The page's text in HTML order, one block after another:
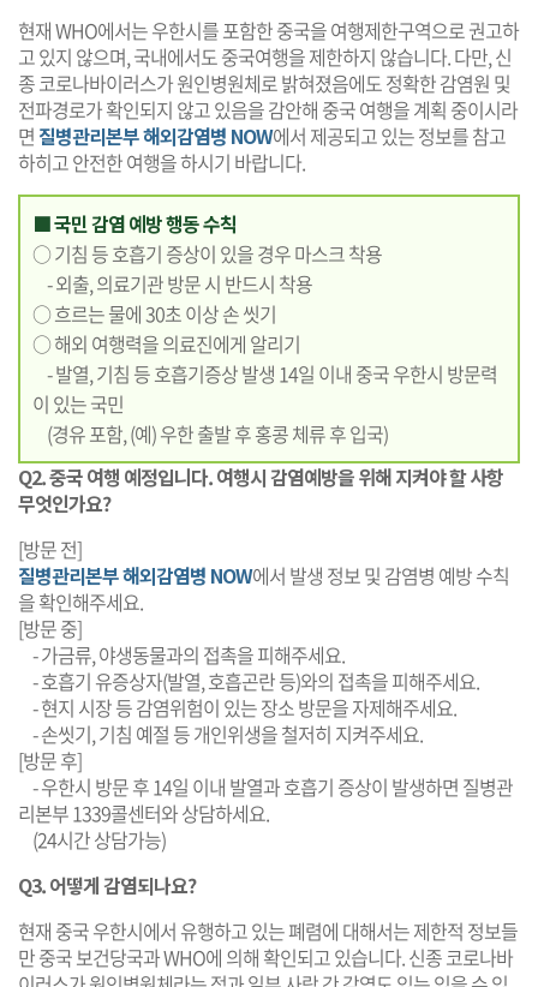
현재 WHO에서는 우한시를 포함한 중국을 여행제한구역으로 권고하
고 있지 않으며, 국내에서도 중국여행을 제한하지 않습니다. 다만, 신
종 코로나바이러스가 원인병원체로 밝혀졌음에도 정확한 감염원 및
전파경로가 확인되지 않고 있음을 감안해 중국 여행을 계획 중이시라
면 질병관리본부 해외감염병 NOW에서 제공되고 있는 정보를 참고
하히고 안전한 여행을 하시기 바랍니다.
■ 국민 감염 예방 행동 수칙
○ 기침 등 호흡기 증상이 있을 경우 마스크 착용
- 외출, 의료기관 방문 시 반드시 착용
○ 흐르는 물에 30초 이상 손 씻기
○ 해외 여행력을 의료진에게 알리기
- 발열, 기침 등 호흡기증상 발생 14일 이내 중국 우한시 방문력
이 있는 국민
(경유 포함, (예) 우한 출발 후 홍콩 체류 후 입국)
Q2. 중국 여행 예정입니다. 여행시 감염예방을 위해 지켜야 할 사항
무엇인가요?
[방문 전]
질병관리본부 해외감염병 NOW에서 발생 정보 및 감염병 예방 수칙
을 확인해주세요.
[방문 중]
- 가금류, 야생동물과의 접촉을 피해주세요.
- 호흡기 유증상자(발열, 호흡곤란 등)와의 접촉을 피해주세요.
- 현지 시장 등 감염위험이 있는 장소 방문을 자제해주세요.
- 손씻기, 기침 예절 등 개인위생을 철저히 지켜주세요.
[방문 후]
- 우한시 방문 후 14일 이내 발열과 호흡기 증상이 발생하면 질병관
리본부 1339콜센터와 상담하세요.
(24시간 상담가능)
Q3. 어떻게 감염되나요?
현재 중국 우한시에서 유행하고 있는 폐렴에 대해서는 제한적 정보들
만 중국 보건당국과 WHO에 의해 확인되고 있습니다. 신종 코로나바